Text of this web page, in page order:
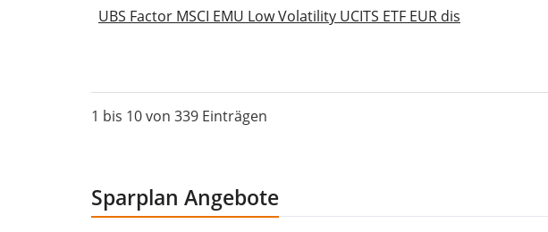
UBS Factor MSCI EMU Low Volatility UCITS ETF EUR dis
1 bis 10 von 339 Einträgen
Sparplan Angebote